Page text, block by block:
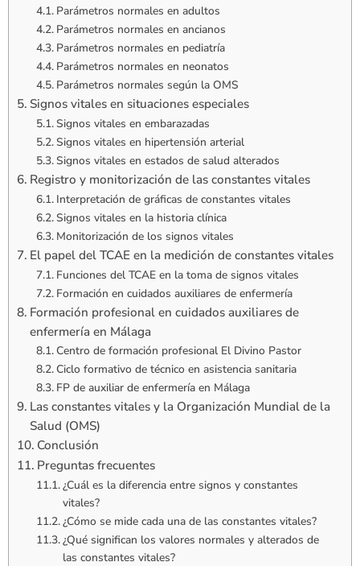
Parámetros normales en adultos
Parámetros normales en ancianos
Parámetros normales en pediatría
Parámetros normales en neonatos
Parámetros normales según la OMS
Signos vitales en situaciones especiales
Signos vitales en embarazadas
Signos vitales en hipertensión arterial
Signos vitales en estados de salud alterados
Registro y monitorización de las constantes vitales
Interpretación de gráficas de constantes vitales
Signos vitales en la historia clínica
Monitorización de los signos vitales
El papel del TCAE en la medición de constantes vitales
Funciones del TCAE en la toma de signos vitales
Formación en cuidados auxiliares de enfermería
Formación profesional en cuidados auxiliares de
enfermería en Málaga
Centro de formación profesional El Divino Pastor
Ciclo formativo de técnico en asistencia sanitaria
FP de auxiliar de enfermería en Málaga
Las constantes vitales y la Organización Mundial de la
Salud (OMS)
Conclusión
Preguntas frecuentes
¿Cuál es la diferencia entre signos y constantes
vitales?
¿Cómo se mide cada una de las constantes vitales?
¿Qué significan los valores normales y alterados de
las constantes vitales?